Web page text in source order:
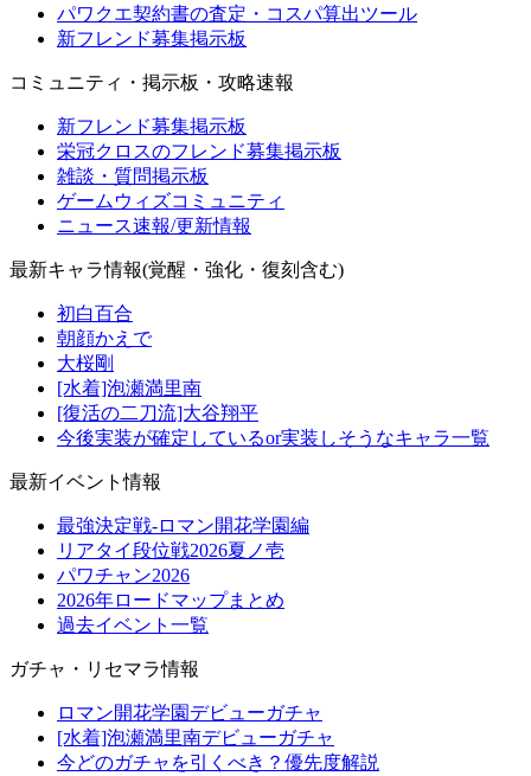
パワクエ契約書の査定・コスパ算出ツール
新フレンド募集掲示板
コミュニティ・掲示板・攻略速報
新フレンド募集掲示板
栄冠クロスのフレンド募集掲示板
雑談・質問掲示板
ゲームウィズコミュニティ
ニュース速報/更新情報
最新キャラ情報(覚醒・強化・復刻含む)
初白百合
朝顔かえで
大桜剛
[水着]泡瀬満里南
[復活の二刀流]大谷翔平
今後実装が確定しているor実装しそうなキャラ一覧
最新イベント情報
最強決定戦-ロマン開花学園編
リアタイ段位戦2026夏ノ壱
パワチャン2026
2026年ロードマップまとめ
過去イベント一覧
ガチャ・リセマラ情報
ロマン開花学園デビューガチャ
[水着]泡瀬満里南デビューガチャ
今どのガチャを引くべき？優先度解説